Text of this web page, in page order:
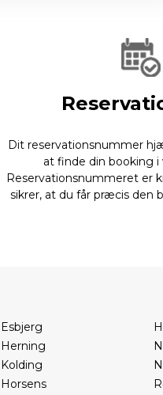
Dit reservationsnummer
at finde din booking i
Reservationsnummeret er
sikrer, at du får præcis den
Esbjerg
Herning
Kolding
Horsens